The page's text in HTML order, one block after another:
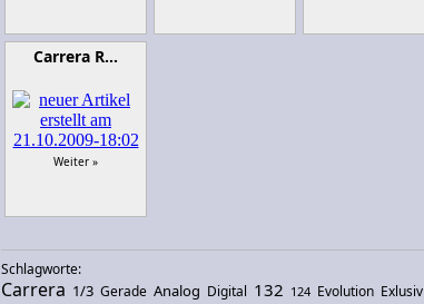
Carrera R…
Weiter »
Schlagworte:
Carrera 1/3 Gerade Analog Digital 132 124 Evolution Exlusiv